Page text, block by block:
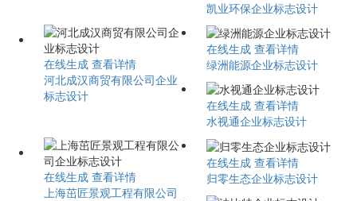
凯业环保企业标志设计
在线生成 查看详情
河北成汉商贸有限公司企业
标志设计
在线生成 查看详情
绿洲能源企业标志设计
在线生成 查看详情
水视通企业标志设计
在线生成 查看详情
上海茁匠景观工程有限公司
在线生成 查看详情
归零生态企业标志设计